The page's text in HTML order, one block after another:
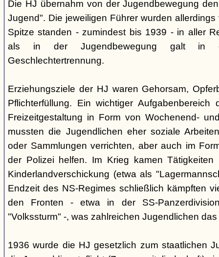
Die HJ übernahm von der Jugendbewegung
Jugend". Die jeweiligen Führer wurden
Spitze standen - zumindest bis 1939 - in aller
als in der Jugendbewegung galt in
Geschlechtertrennung.
Erziehungsziele der HJ waren Gehorsam,
Pflichterfüllung. Ein wichtiger
Freizeitgestaltung in Form von Wochenend-
mussten die Jugendlichen eher soziale
oder Sammlungen verrichten, aber auch im
der Polizei helfen. Im Krieg kamen
Kinderlandverschickung (etwa als
Endzeit des NS-Regimes schließlich kämpften
den Fronten - etwa in der SS-
"Volkssturm" -, was zahlreichen Jugendlichen
1936 wurde die HJ gesetzlich zum staatlichen